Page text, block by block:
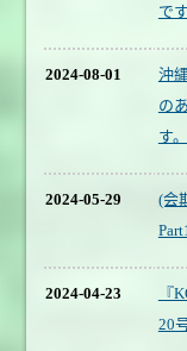
です
2024-08-01
沖
の
す。
2024-05-29
(会
2024-04-23
『
20